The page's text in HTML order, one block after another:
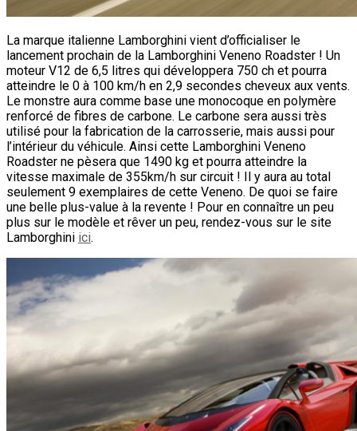
La marque italienne Lamborghini vient d’officialiser le
lancement prochain de la Lamborghini Veneno Roadster ! Un
moteur V12 de 6,5 litres qui développera 750 ch et pourra
atteindre le 0 à 100 km/h en 2,9 secondes cheveux aux vents.
Le monstre aura comme base une monocoque en polymère
renforcé de fibres de carbone. Le carbone sera aussi très
utilisé pour la fabrication de la carrosserie, mais aussi pour
l’intérieur du véhicule. Ainsi cette Lamborghini Veneno
Roadster ne pèsera que 1490 kg et pourra atteindre la
vitesse maximale de 355km/h sur circuit ! Il y aura au total
seulement 9 exemplaires de cette Veneno. De quoi se faire
une belle plus-value à la revente ! Pour en connaître un peu
plus sur le modèle et rêver un peu, rendez-vous sur le site
Lamborghini ici.